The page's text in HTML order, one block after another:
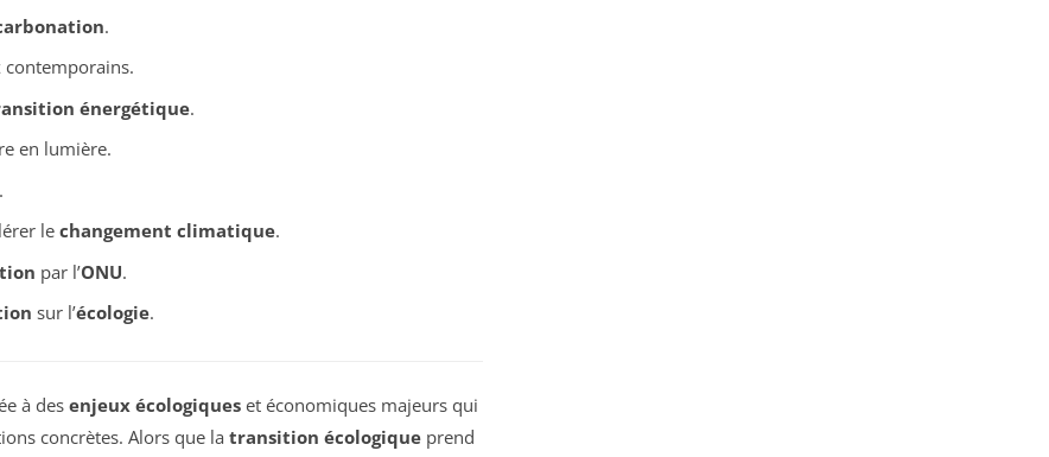
.
contemporains.
énergétique.
en lumière.
lechangement climatique.
par l’ONU.
sur l’écologie.
à des enjeux écologiques et économiques majeurs qui
concrètes. Alors que la transition écologique prend